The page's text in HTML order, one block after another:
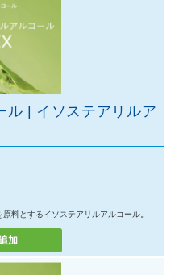
ル | イソステアリルア
料とするイソステアリルアルコール。
加